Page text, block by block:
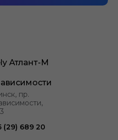
Атлант-М
пр.
(29) 689 20